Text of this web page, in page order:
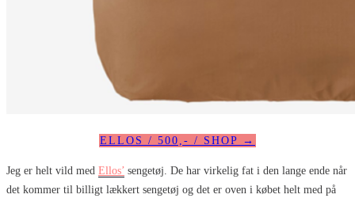
ELLOS / 500,- / SHOP →
Jeg er helt vild med Ellos’ sengetøj. De har virkelig fat i den lange ende når
det kommer til billigt lækkert sengetøj og det er oven i købet helt med på